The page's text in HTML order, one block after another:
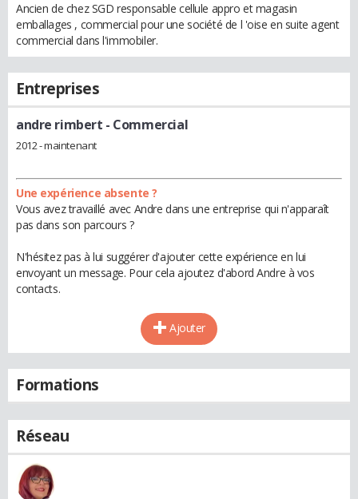
Ancien de chez SGD responsable cellule appro et magasin
emballages , commercial pour une société de l 'oise en suite agent
commercial dans l'immobiler.
Entreprises
andre rimbert - Commercial
2012 - maintenant
Une expérience absente ?
Vous avez travaillé avec Andre dans une entreprise qui n'apparaît
pas dans son parcours ?
N'hésitez pas à lui suggérer d'ajouter cette expérience en lui
envoyant un message. Pour cela ajoutez d'abord Andre à vos
contacts.
Ajouter
Formations
Réseau